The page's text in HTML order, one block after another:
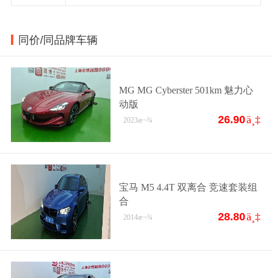
同价/同品牌车辆
MG MG Cyberster 501km 魅力心
动版
26.90ä¸‡
2023æ¬¾
宝马 M5 4.4T 双离合 竞速套装组
合
28.80ä¸‡
2014æ¬¾